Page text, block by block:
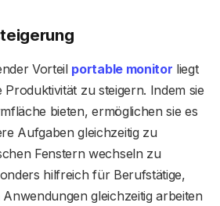
Vorteil portable monitor liegt
Produktivität zu steigern. Indem sie
bieten, ermöglichen sie es
Aufgaben gleichzeitig zu
Fenstern wechseln zu
hilfreich für Berufstätige,
gleichzeitig arbeiten